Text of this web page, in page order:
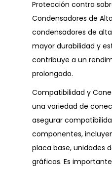
Protección contra
Condensadores de
condensadores de
mayor durabilidad y
contribuye a un
prolongado.
Compatibilidad y
una variedad de
asegurar
componentes,
placa base, unidades
gráficas. Es